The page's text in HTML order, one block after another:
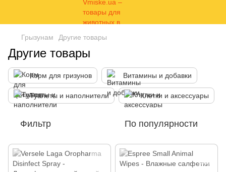
Грызунам Другие товары
Другие товары
Корм для гризунов Витамины и добавки
Туалеты и наполнители Клетки и аксессуары
Фильтр По популярности